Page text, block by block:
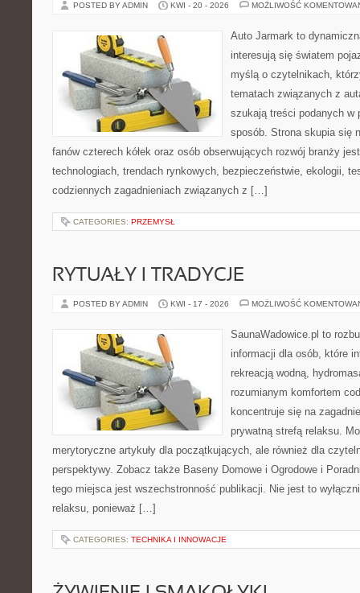
POSTED BY ADMIN KWI - 20 - 2026 MOŻLIWOŚĆ
Auto Jarmark to
interesują się światem
myślą o czytelnikach,
tematach związanych z
szukają treści podanych w
sposób. Strona skupia się
fanów czterech kółek oraz osób obserwujących rozwój branży
technologiach, trendach rynkowych, bezpieczeństwie, ekologii,
codziennych zagadnieniach związanych z […]
CATEGORIES: PRZEMYSŁ
RYTUAŁY I TRADYCJE
POSTED BY ADMIN KWI - 17 - 2026 MOŻLIWOŚĆ
SaunaWadowice.pl to
informacji dla osób, które
rekreacją wodną,
rozumianym komfortem
koncentruje się na
prywatną strefą relaksu.
merytoryczne artykuły dla początkujących, ale również dla
perspektywy. Zobacz także Baseny Domowe i Ogrodowe i
tego miejsca jest wszechstronność publikacji. Nie jest to
relaksu, ponieważ […]
CATEGORIES: TECHNIKA I INNOWACJE